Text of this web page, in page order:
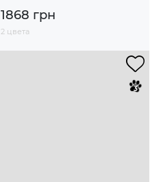
1868 грн
2 цвета